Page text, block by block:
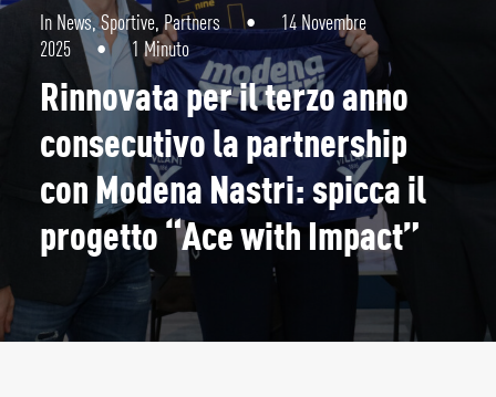
GIOVANILI
ACADEMY
STORE
InNews,Sportive,Partners •
14 Novembre
2025
• 1 Minuto
Rinnovata per il terzo anno
consecutivo la partnership
con Modena Nastri: spicca il
progetto “Ace with Impact”